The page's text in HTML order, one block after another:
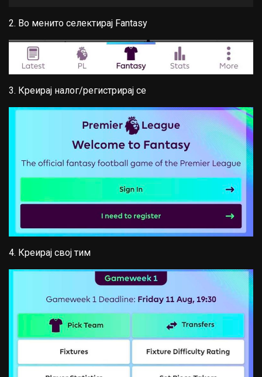
2. Во менито селектирај Fantasy
3. Креирај налог/регистрирај се
4. Креирај свој тим